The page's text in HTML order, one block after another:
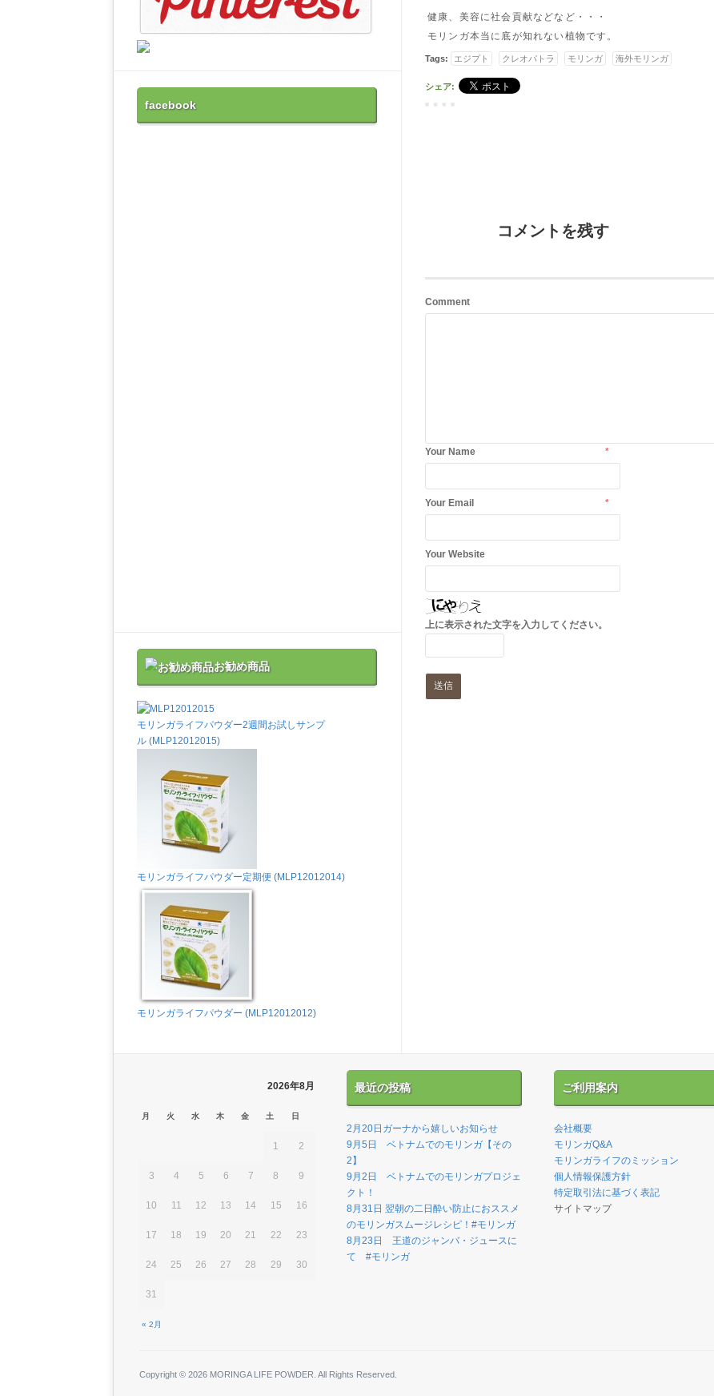
健康、美容に社会貢献などなど・・・
モリンガ本当に底が知れない植物です。
Tags: エジプト クレオパトラ モリンガ 海外モリンガ
シェア:
コメントを残す
Comment
Your Name *
Your Email *
Your Website
上に表示された文字を入力してください。
facebook
お勧め商品
モリンガライフパウダー2週間お試しサンプ
ル (MLP12012015)
モリンガライフパウダー定期便 (MLP12012014)
モリンガライフパウダー (MLP12012012)
2026年8月
月 火 水 木 金 土 日
« 2月
1 2
3 4 5 6 7 8 9
10 11 12 13 14 15 16
17 18 19 20 21 22 23
24 25 26 27 28 29 30
31
最近の投稿
2月20日ガーナから嬉しいお知らせ
9月5日 ベトナムでのモリンガ【その
2】
9月2日 ベトナムでのモリンガプロジェ
クト！
8月31日 翌朝の二日酔い防止におススメ
のモリンガスムージレシピ！#モリンガ
8月23日 王道のジャンバ・ジュースに
て #モリンガ
ご利用案内
会社概要
モリンガQ&A
モリンガライフのミッション
個人情報保護方針
特定取引法に基づく表記
サイトマップ
Copyright © 2026 MORINGA LIFE POWDER. All Rights Reserved.